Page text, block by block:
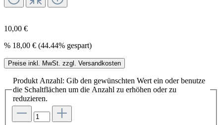
10,00 €
% 18,00 € (44.44% gespart)
Preise inkl. MwSt. zzgl. Versandkosten
Produkt Anzahl: Gib den gewünschten Wert ein oder benutze
die Schaltflächen um die Anzahl zu erhöhen oder zu
reduzieren.